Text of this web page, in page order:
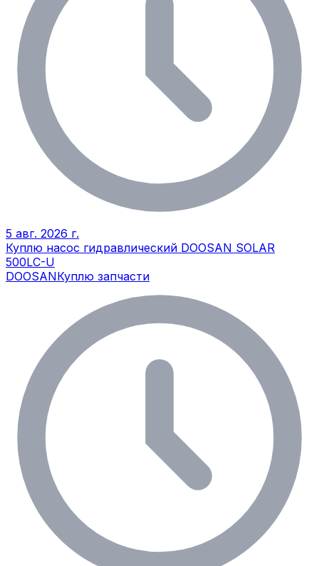
5 авг. 2026 г.
Куплю насос гидравлический DOOSAN SOLAR
500LC-U
DOOSANКуплю запчасти